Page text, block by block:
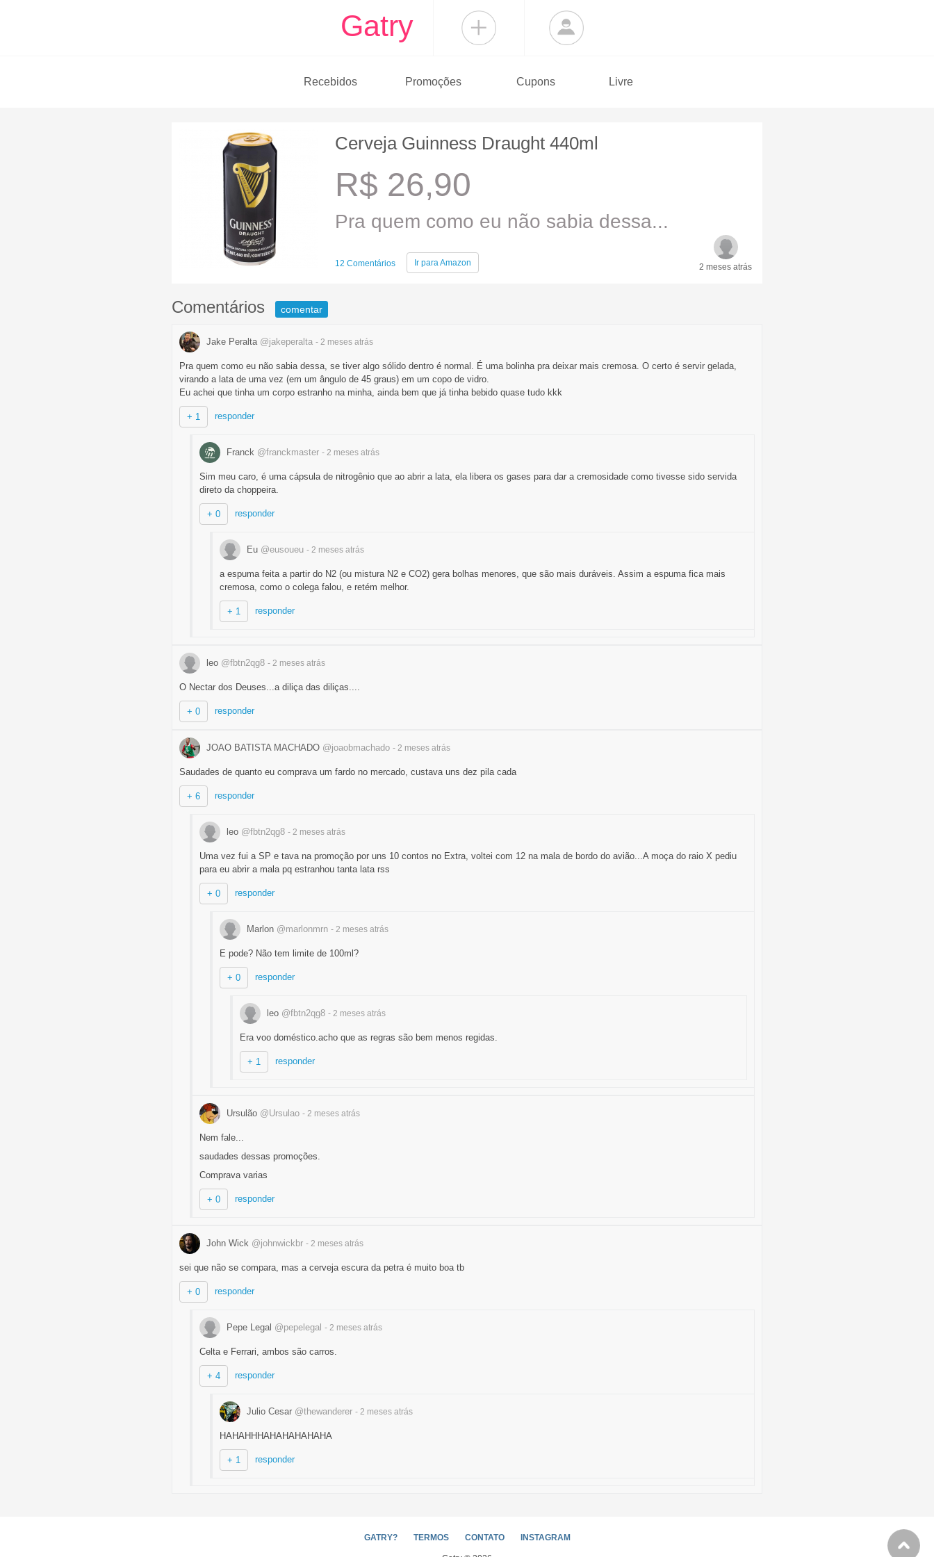
Gatry
Recebidos Promoções Cupons Livre
Cerveja Guinness Draught 440ml
R$ 26,90
Pra quem como eu não sabia dessa...
12 Comentários Ir paraAmazon 2 meses atrás
Comentários comentar
Jake Peralta @jakeperalta - 2 meses atrás
Pra quem como eu não sabia dessa, se tiver algo sólido dentro é normal. É uma bolinha pra deixar mais cremosa. O certo é servir gelada,
virando a lata de uma vez (em um ângulo de 45 graus) em um copo de vidro.
Eu achei que tinha um corpo estranho na minha, ainda bem que já tinha bebido quase tudo kkk
+ 1 responder
Franck @franckmaster - 2 meses atrás
Sim meu caro, é uma cápsula de nitrogênio que ao abrir a lata, ela libera os gases para dar a cremosidade como tivesse sido servida
direto da choppeira.
+ 0 responder
Eu @eusoueu - 2 meses atrás
a espuma feita a partir do N2 (ou mistura N2 e CO2) gera bolhas menores, que são mais duráveis. Assim a espuma fica mais
cremosa, como o colega falou, e retém melhor.
+ 1 responder
leo @fbtn2qg8 - 2 meses atrás
O Nectar dos Deuses...a diliça das diliças....
+ 0 responder
JOAO BATISTA MACHADO @joaobmachado - 2 meses atrás
Saudades de quanto eu comprava um fardo no mercado, custava uns dez pila cada
+ 6 responder
leo @fbtn2qg8 - 2 meses atrás
Uma vez fui a SP e tava na promoção por uns 10 contos no Extra, voltei com 12 na mala de bordo do avião...A moça do raio X pediu
para eu abrir a mala pq estranhou tanta lata rss
+ 0 responder
Marlon @marlonmrn - 2 meses atrás
E pode? Não tem limite de 100ml?
+ 0 responder
leo @fbtn2qg8 - 2 meses atrás
Era voo doméstico.acho que as regras são bem menos regidas.
+ 1 responder
Ursulão @Ursulao - 2 meses atrás
Nem fale...
saudades dessas promoções.
Comprava varias
+ 0 responder
John Wick @johnwickbr - 2 meses atrás
sei que não se compara, mas a cerveja escura da petra é muito boa tb
+ 0 responder
Pepe Legal @pepelegal - 2 meses atrás
Celta e Ferrari, ambos são carros.
+ 4 responder
Julio Cesar @thewanderer - 2 meses atrás
HAHAHHHAHAHAHAHAHA
+ 1 responder
GATRY? TERMOS CONTATO INSTAGRAM